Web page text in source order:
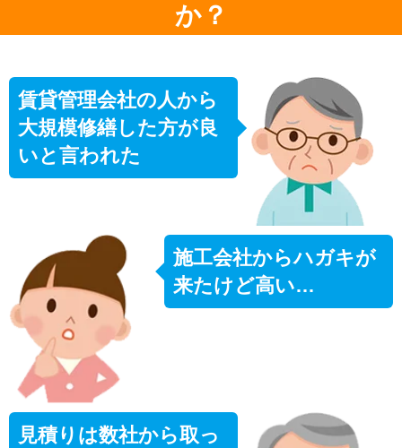
か？
賃貸管理会社の人から
大規模修繕した方が良
いと言われた
施工会社からハガキが
来たけど高い…
見積りは数社から取っ